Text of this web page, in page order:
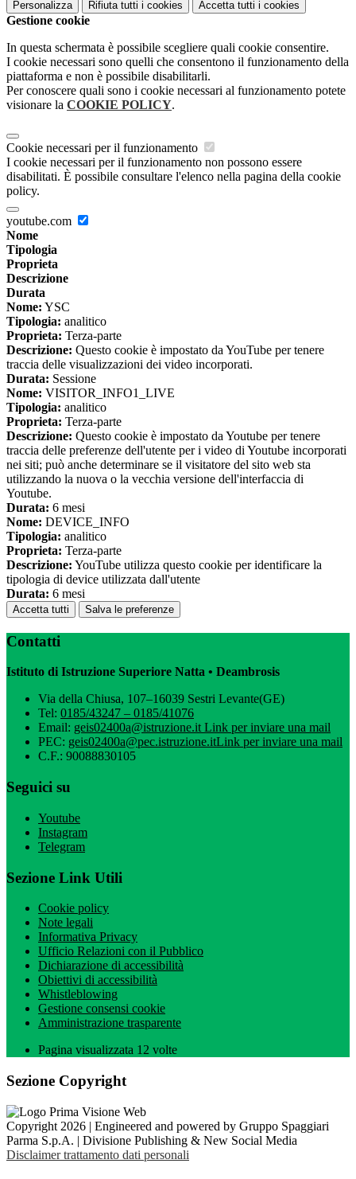
Personalizza Rifiuta tutti i cookies Accetta tutti i cookies
Gestione cookie
In questa schermata è possibile scegliere quali cookie consentire.
I cookie necessari sono quelli che consentono il funzionamento della
piattaforma e non è possibile disabilitarli.
Per conoscere quali sono i cookie necessari al funzionamento potete
visionare la COOKIE POLICY.
Cookie necessari per il funzionamento
I cookie necessari per il funzionamento non possono essere
disabilitati. È possibile consultare l'elenco nella pagina della cookie
policy.
youtube.com
Nome
Tipologia
Proprieta
Descrizione
Durata
Nome: YSC
Tipologia: analitico
Proprieta: Terza-parte
Descrizione: Questo cookie è impostato da YouTube per tenere
traccia delle visualizzazioni dei video incorporati.
Durata: Sessione
Nome: VISITOR_INFO1_LIVE
Tipologia: analitico
Proprieta: Terza-parte
Descrizione: Questo cookie è impostato da Youtube per tenere
traccia delle preferenze dell'utente per i video di Youtube incorporati
nei siti; può anche determinare se il visitatore del sito web sta
utilizzando la nuova o la vecchia versione dell'interfaccia di
Youtube.
Durata: 6 mesi
Nome: DEVICE_INFO
Tipologia: analitico
Proprieta: Terza-parte
Descrizione: YouTube utilizza questo cookie per identificare la
tipologia di device utilizzata dall'utente
Durata: 6 mesi
Accetta tutti Salva le preferenze
Contatti
Istituto di Istruzione Superiore Natta • Deambrosis
Via della Chiusa, 107–16039 Sestri Levante(GE)
Tel: 0185/43247 – 0185/41076
Email: geis02400a@istruzione.itLink per inviare una mail
PEC: geis02400a@pec.istruzione.itLink per inviare una mail
C.F.: 90088830105
Seguici su
Youtube
Instagram
Telegram
Sezione Link Utili
Cookie policy
Note legali
Informativa Privacy
Ufficio Relazioni con il Pubblico
Dichiarazione di accessibilità
Obiettivi di accessibilità
Whistleblowing
Gestione consensi cookie
Amministrazione trasparente
Pagina visualizzata 12 volte
Sezione Copyright
Copyright 2026 | Engineered and powered by Gruppo Spaggiari
Parma S.p.A. | Divisione Publishing & New Social Media
Disclaimer trattamento dati personali